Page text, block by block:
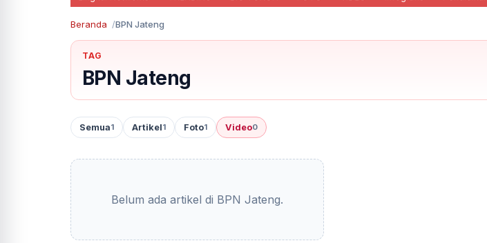
Beranda BPN Jateng
TAG
BPN Jateng
Semua1 Artikel1 Foto1 Video0
Belum ada artikel di BPN Jateng.